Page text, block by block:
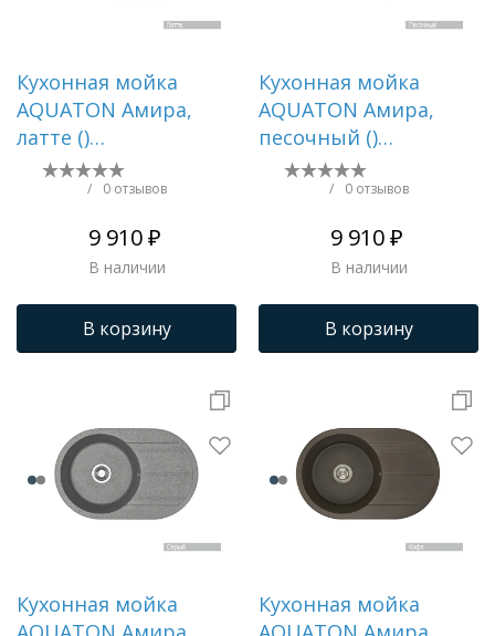
Кухонная мойка
AQUATON Амира,
латте ()
1A712932AI260
/ 0 отзывов
9 910 ₽
В наличии
В корзину
Кухонная мойка
AQUATON Амира,
песочный ()
1A712932AI220
/ 0 отзывов
9 910 ₽
В наличии
В корзину
Кухонная мойка
Кухонная мойка